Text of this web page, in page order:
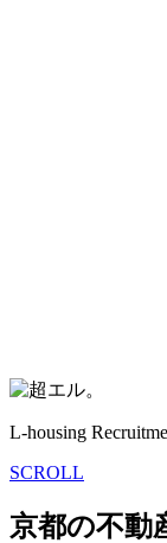
L-housing
SCROLL
京都の不動